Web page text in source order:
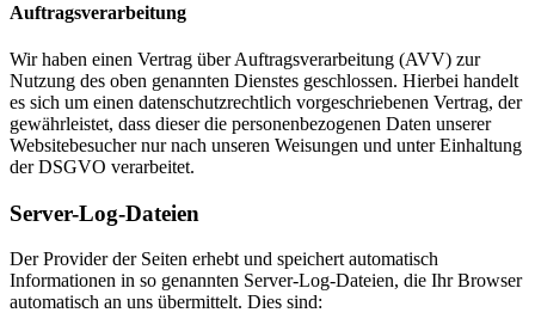
Auftragsverarbeitung
Wir haben einen Vertrag über Auftragsverarbeitung (AVV) zur
Nutzung des oben genannten Dienstes geschlossen. Hierbei handelt
es sich um einen datenschutzrechtlich vorgeschriebenen Vertrag, der
gewährleistet, dass dieser die personenbezogenen Daten unserer
Websitebesucher nur nach unseren Weisungen und unter Einhaltung
der DSGVO verarbeitet.
Server-Log-Dateien
Der Provider der Seiten erhebt und speichert automatisch
Informationen in so genannten Server-Log-Dateien, die Ihr Browser
automatisch an uns übermittelt. Dies sind: